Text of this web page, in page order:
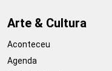
Arte & Cultura
Aconteceu
Agenda